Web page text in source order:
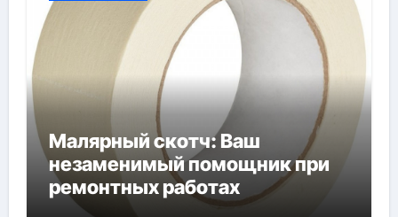
Малярный скотч: Ваш
незаменимый помощник при
ремонтных работах